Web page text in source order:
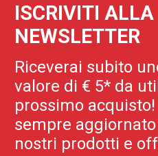
ISCRIVITI
NEWSLETTER
Riceverai subito
valore di € 5* da
prossimo
sempre
nostri prodotti e